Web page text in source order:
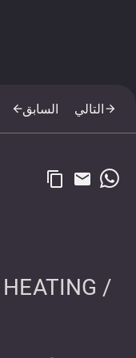
arrow_backالسابق التاليarrow_forward
content_copy email
/